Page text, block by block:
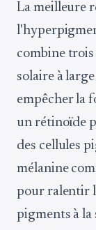
La meilleure
combine trois
solaire à
empêcher la
un rétinoïde
des cellules
mélanine
pour ralentir
pigments à la